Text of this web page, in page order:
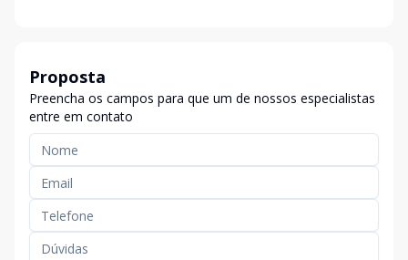
Proposta
Preencha os campos para que um de nossos especialistas
entre em contato